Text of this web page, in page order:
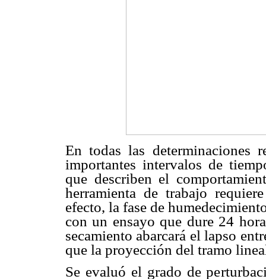
En todas las determinaciones
importantes intervalos de
que describen el
herramienta de trabajo
efecto, la fase de
con un ensayo que dure 24
secamiento abarcará el lapso
que la proyección del tramo
Se evaluó el grado de